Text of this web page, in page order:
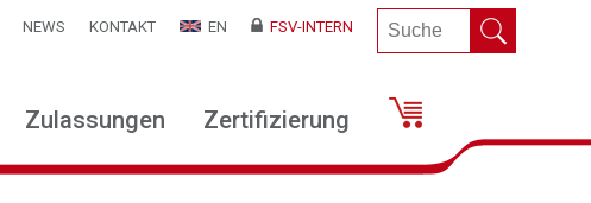
NEWS KONTAKT EN FSV-INTERN
Zulassungen Zertifizierung